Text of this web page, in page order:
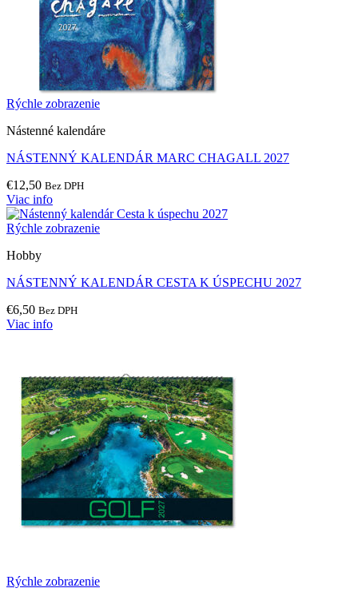
Rýchle zobrazenie
Nástenné kalendáre
NÁSTENNÝ KALENDÁR MARC CHAGALL 2027
€12,50 Bez DPH
Viac info
Rýchle zobrazenie
Hobby
NÁSTENNÝ KALENDÁR CESTA K ÚSPECHU 2027
€6,50 Bez DPH
Viac info
Rýchle zobrazenie